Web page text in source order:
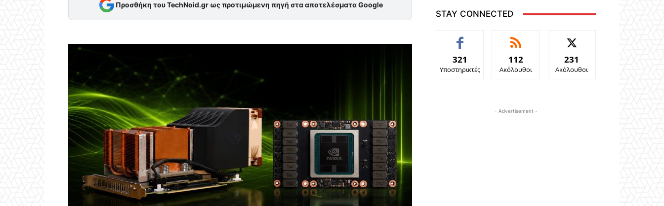
Προσθήκη του TechNoid.gr ως προτιμώμενη πηγή στα αποτελέσματα Google
STAY CONNECTED
321
Υποστηρικτές
112
Ακόλουθοι
231
Ακόλουθοι
- Advertisement -